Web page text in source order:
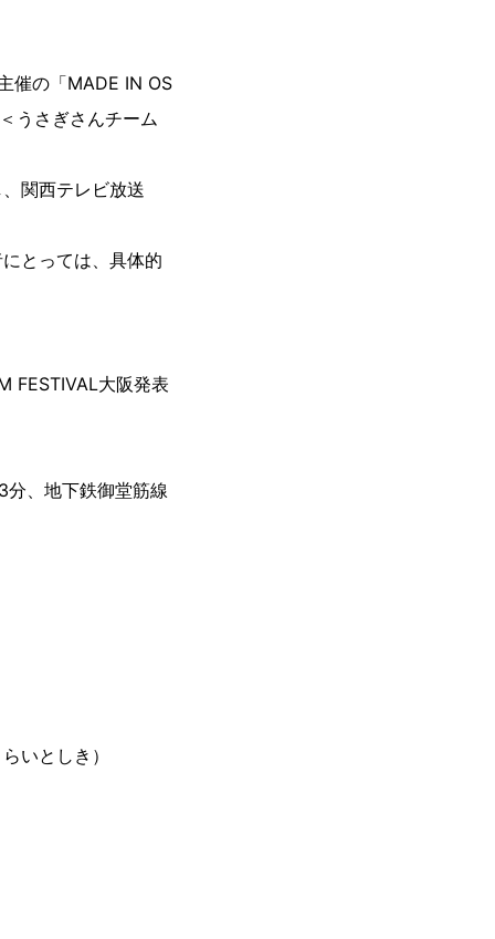
催の「MADE IN OS
うさぎさんチーム
関西テレビ放送
とっては、具体的
大阪発表
、地下鉄御堂筋線
いとしき）